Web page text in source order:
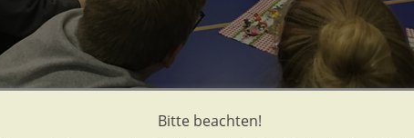
Bitte beachten!